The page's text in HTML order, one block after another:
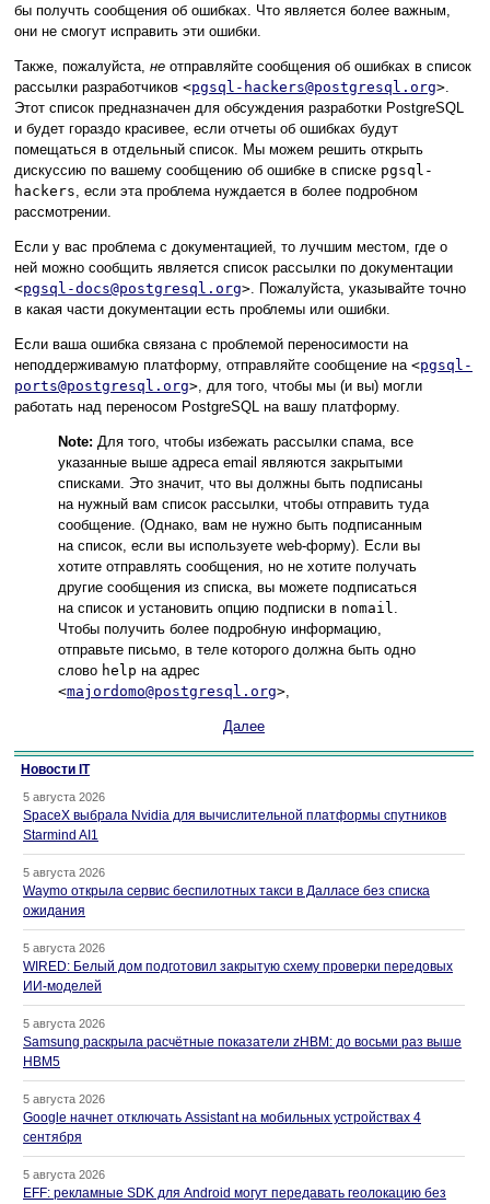
бы получть сообщения об ошибках. Что является более важным,
они не смогут исправить эти ошибки.
Также, пожалуйста, не отправляйте сообщения об ошибках в список
рассылки разработчиков <pgsql-hackers@postgresql.org>
Этот список предназначен для обсуждения разработки PostgreSQL
и будет гораздо красивее, если отчеты об ошибках будут
помещаться в отдельный список. Мы можем решить открыть
дискуссию по вашему сообщению об ошибке в списке pgsql-
hackers , если эта проблема нуждается в более подробном
рассмотрении.
Если у вас проблема с документацией, то лучшим местом, где о
ней можно сообщить является список рассылки по документации
<pgsql-docs@postgresql.org> . Пожалуйста, указывайте точно
в какая части документации есть проблемы или ошибки.
Если ваша ошибка связана с проблемой переносимости на
неподдерживамую платформу, отправляйте сообщение на <pgsql-
ports@postgresql.org> , для того, чтобы мы (и вы) могли
работать над переносом PostgreSQL на вашу платформу.
Note: Для того, чтобы избежать рассылки спама, все
указанные выше адреса email являются закрытыми
списками. Это значит, что вы должны быть подписаны
на нужный вам список рассылки, чтобы отправить туда
сообщение. (Однако, вам не нужно быть подписанным
на список, если вы используете web-форму). Если вы
хотите отправлять сообщения, но не хотите получать
другие сообщения из списка, вы можете подписаться
на список и установить опцию подписки в nomail
Чтобы получить более подробную информацию,
отправьте письмо, в теле которого должна быть одно
слово help на адрес
<majordomo@postgresql.org>
Далее
Новости IT
5 августа 2026
SpaceX выбрала Nvidia для вычислительной платформы спутников
Starmind AI1
5 августа 2026
Waymo открыла сервис беспилотных такси в Далласе без списка
ожидания
5 августа 2026
WIRED: Белый дом подготовил закрытую схему проверки передовых
ИИ-моделей
5 августа 2026
Samsung раскрыла расчётные показатели zHBM: до восьми раз выше
HBM5
5 августа 2026
Google начнет отключать Assistant на мобильных устройствах 4
сентября
5 августа 2026
EFF: рекламные SDK для Android могут передавать геолокацию без